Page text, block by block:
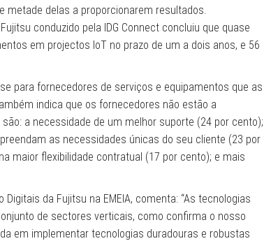
delas a proporcionarem resultados.
conduzido pela IDG Connect concluiu que quase
em projectos IoT no prazo de um a dois anos, e 56
para fornecedores de serviços e equipamentos que as
indica que os fornecedores não estão a
a necessidade de um melhor suporte (24 por cento);
as necessidades únicas do seu cliente (23 por
maior flexibilidade contratual (17 por cento); e mais
da Fujitsu na EMEIA, comenta: “As tecnologias
de sectores verticais, como confirma o nosso
em implementar tecnologias duradouras e robustas